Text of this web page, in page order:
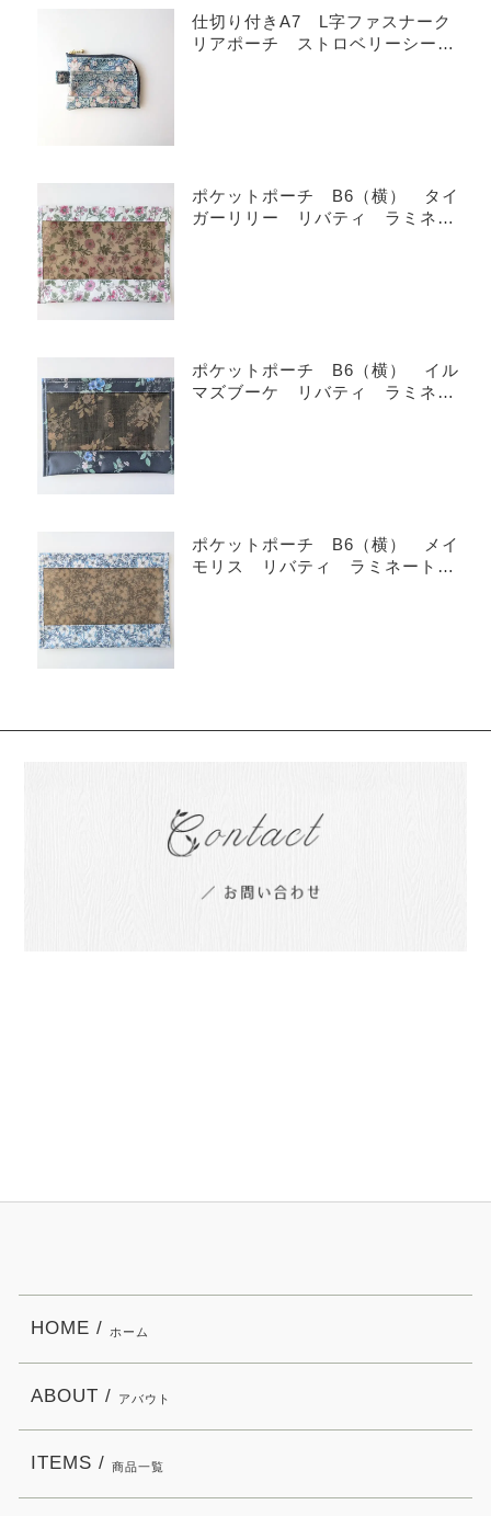
仕切り付きA7 L字ファスナーク
リアポーチ ストロベリーシー
ポケットポーチ B6（横） タイ
ガーリリー リバティ ラミネー
ポケットポーチ B6（横） イル
マズブーケ リバティ ラミネー
ポケットポーチ B6（横） メイ
モリス リバティ ラミネート
HOME / ホーム
ABOUT / アバウト
ITEMS / 商品一覧